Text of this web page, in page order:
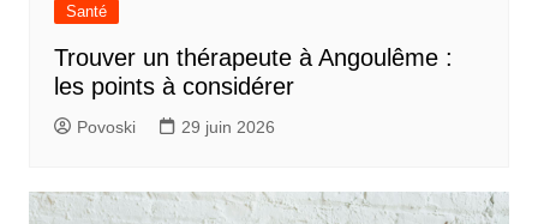
Santé
Trouver un thérapeute à Angoulême :
les points à considérer
Povoski 29 juin 2026